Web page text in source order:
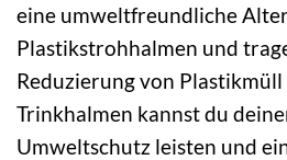
eine umweltfreundliche
Plastikstrohhalmen und
Reduzierung von
Trinkhalmen kannst du
Umweltschutz leisten und